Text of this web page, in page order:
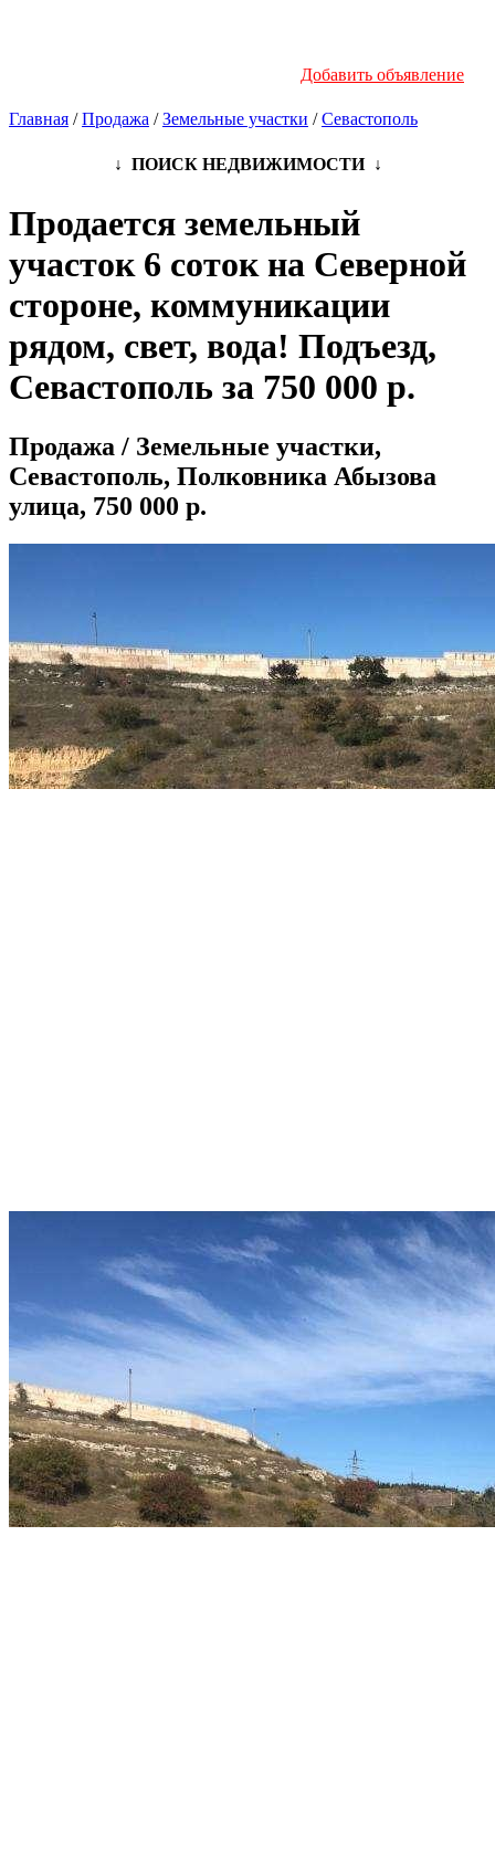
Добавить объявление
Главная /Продажа /Земельные участки /Севастополь
↓ ПОИСК НЕДВИЖИМОСТИ ↓
Продается земельный
участок 6 соток на Северной
стороне, коммуникации
рядом, свет, вода! Подъезд,
Севастополь за 750 000 р.
Продажа / Земельные участки,
Севастополь, Полковника Абызова
улица, 750 000 р.